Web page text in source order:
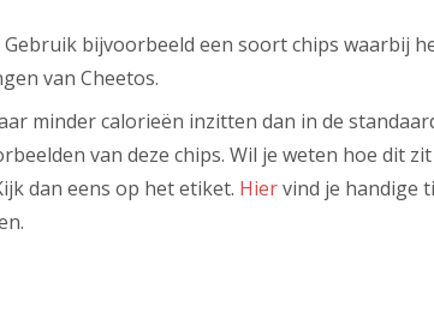
bijvoorbeeld een soort chips waarbij
van Cheetos.
minder calorieën inzitten dan in de
van deze chips. Wil je weten hoe dit
dan eens op het etiket. Hiervind je handige